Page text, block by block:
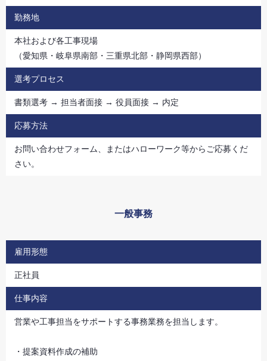
勤務地
本社および各工事現場
（愛知県・岐阜県南部・三重県北部・静岡県西部）
選考プロセス
書類選考 → 担当者面接 → 役員面接 → 内定
応募方法
お問い合わせフォーム、またはハローワーク等からご応募くだ
さい。
一般事務
雇用形態
正社員
仕事内容
営業や工事担当をサポートする事務業務を担当します。
・提案資料作成の補助